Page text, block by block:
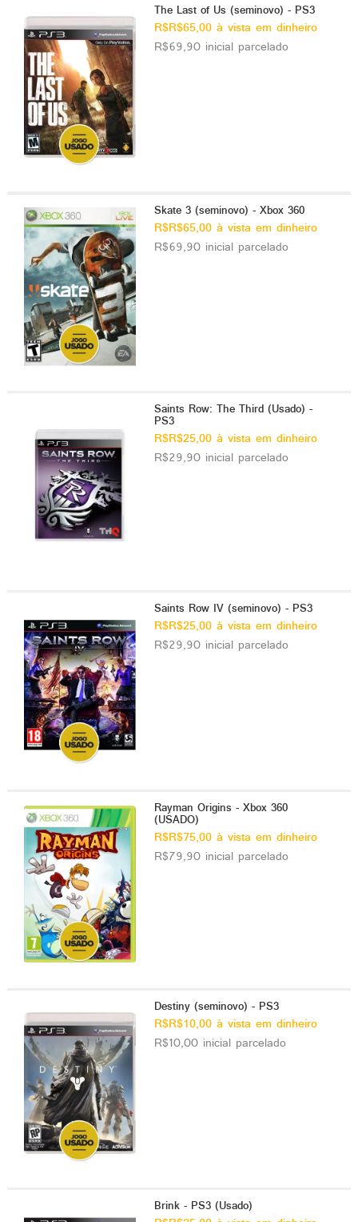
The Last of Us (seminovo) - PS3
R$R$65,00 à vista em dinheiro
R$69,90 inicial parcelado
Skate 3 (seminovo) - Xbox 360
R$R$65,00 à vista em dinheiro
R$69,90 inicial parcelado
Saints Row: The Third (Usado) -
PS3
R$R$25,00 à vista em dinheiro
R$29,90 inicial parcelado
Saints Row IV (seminovo) - PS3
R$R$25,00 à vista em dinheiro
R$29,90 inicial parcelado
Rayman Origins - Xbox 360
(USADO)
R$R$75,00 à vista em dinheiro
R$79,90 inicial parcelado
Destiny (seminovo) - PS3
R$R$10,00 à vista em dinheiro
R$10,00 inicial parcelado
Brink - PS3 (Usado)